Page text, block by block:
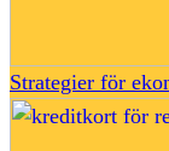
Strategier för